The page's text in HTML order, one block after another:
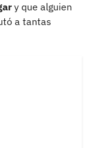
y que alguien
a tantas